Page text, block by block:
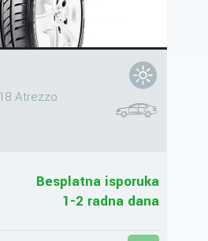
Atrezzo
Besplatna isporuka
1-2 radna dana